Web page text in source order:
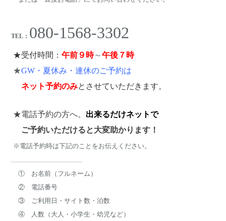
TEL： 080-1568-3302
★受付時間： 午前９時～午後７時
★GW・夏休み・連休のご予約は
ネット予約のみとさせていただきます。
★電話予約の方へ。 出来るだけネットで
ご予約いただけると大変助かります！
※電話予約時は下記のことをお伝えください。
...............................................
① お名前（フルネーム）
② 電話番号
③ ご利用日・サイト数・泊数
④ 人数（大人・小学生・幼児など）